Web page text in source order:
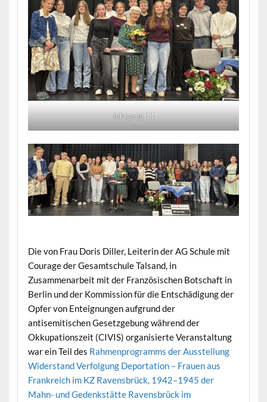
Jahrgang 11
Die von Frau Doris Diller, Leiterin der AG Schule mit
Courage der Gesamtschule Talsand, in
Zusammenarbeit mit der Französischen Botschaft in
Berlin und der Kommission für die Entschädigung der
Opfer von Enteignungen aufgrund der
antisemitischen Gesetzgebung während der
Okkupationszeit (CIVIS) organisierte Veranstaltung
war ein Teil des Rahmenprogramms der Ausstellung
Widerstand Verfolgung Deportation – Frauen aus
Frankreich im KZ Ravensbrück, 1942–1945 der
Mahn- und Gedenkstätte Ravensbrück im